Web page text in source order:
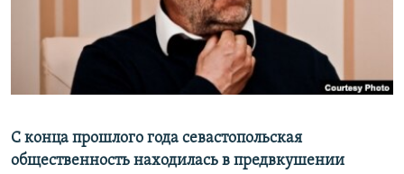
ПОБЕДИТЕЛЕЙ НЕ СУДЯТ?
КРЫМ.НЕПОКОРЕННЫЙ
ELIFBE
Все сайты RFE/RL
С конца прошлого года севастопольская
общественность находилась в предвкушении